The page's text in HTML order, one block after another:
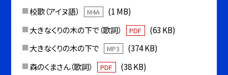
校歌（アイヌ語） M4A
(1 MB)
大きなくりの木の下で（歌詞）
PDF
(63 KB)
大きなくりの木の下で
MP3
(374 KB)
森のくまさん（歌詞）
PDF
(38 KB)